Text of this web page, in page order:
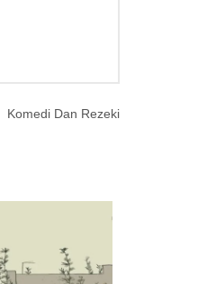
Komedi Dan Rezeki